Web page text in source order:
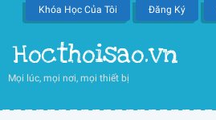
Khóa Học Của Tôi Đăng Ký
Hocthoisao.vn
Mọi lúc, mọi nơi, mọi thiết bị